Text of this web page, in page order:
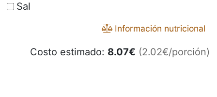
Sal
Información nutricional
Costo estimado: 8.07€ (2.02€/porción)